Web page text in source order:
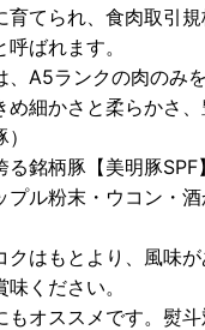
育てられ、食肉取引
ばれます。
、A5ランクの肉のみ
め細かさと柔らかさ
る銘柄豚【美明豚
プル粉末・ウコン・
クはもとより、風味
ください。
もオススメです。熨斗